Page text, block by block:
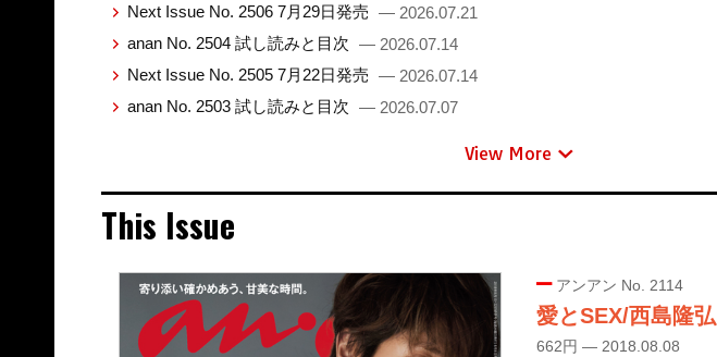
Next Issue No. 2506 7月29日発売 — 2026.07.21
anan No. 2504 試し読みと目次 — 2026.07.14
Next Issue No. 2505 7月22日発売 — 2026.07.14
anan No. 2503 試し読みと目次 — 2026.07.07
View More
This Issue
アンアン No. 2114
愛とSEX/西島隆弘
662円 — 2018.08.08